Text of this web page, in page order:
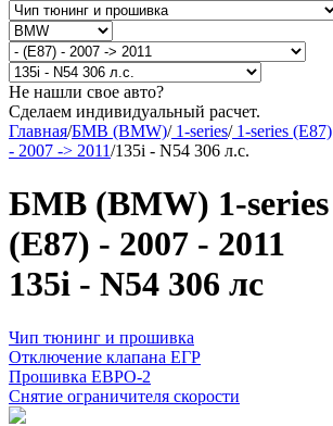
Не нашли свое авто?
Сделаем индивидуальный расчет.
Главная/БМВ (BMW)/1-series/1-series (E87)
- 2007 -> 2011/135i - N54 306 л.с.
БМВ (BMW) 1-series
(E87) - 2007 - 2011
135i - N54 306 лс
Чип тюнинг и прошивка
Отключение клапана ЕГР
Прошивка ЕВРО-2
Снятие ограничителя скорости